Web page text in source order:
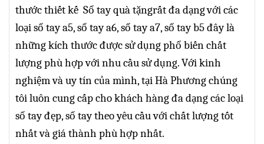
thướcthiết kế Sổ tay quà tặngrất đa dạngvới các
loại sổ tay a5, sổ tay a6, sổ tay a7, sổ tay b5 đây là
những kích thước được sử dụng phổ biến chất
lượng phù hợp với nhu cầu sử dụng.Với kinh
nghiệm và uy tín của mình, tạiHà Phươngchúng
tôi luôn cung cấp cho khách hàng đa dạng các loại
sổ tay đẹp,sổ tay theo yêu cầuvới chất lượng tốt
nhất và giá thành phù hợp nhất.